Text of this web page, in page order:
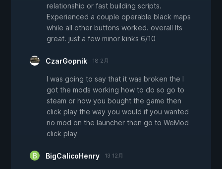
relationship or fast building scripts.
Experienced a couple operable black maps
while all other buttons worked. overall Its
great. just a few minor kinks 6/10
CzarGopnik 18 2月
I was going to say that it was broken the I
got the mods working how to do so go to
steam or how you bought the game then
click play the way you would if you wanted
no mod on the launcher then go to WeMod
click play
BigCalicoHenry 13 12月